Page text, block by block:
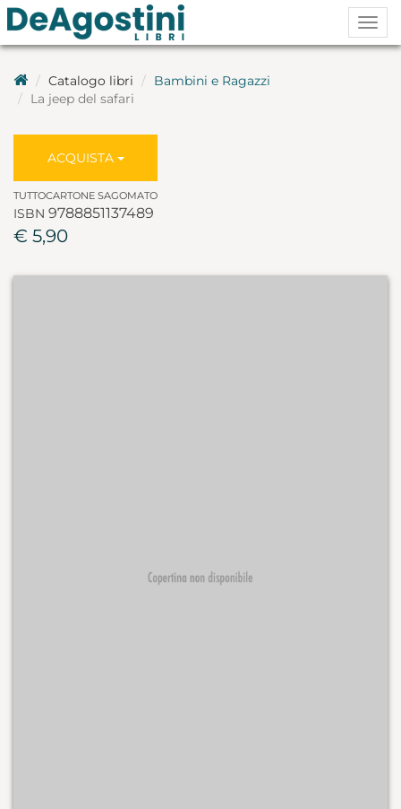
Catalogo libri
Bambini e Ragazzi
La jeep del safari
ACQUISTA
TUTTOCARTONE SAGOMATO
ISBN 9788851137489
€ 5,90